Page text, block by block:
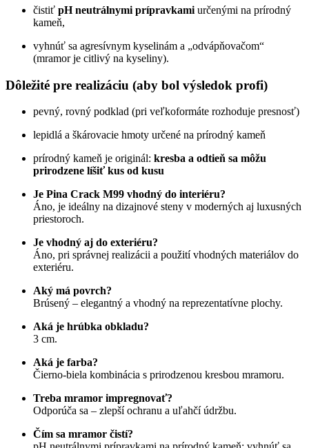
čistiť pH neutrálnymi prípravkami určenými na prírodný
kameň,
vyhnúť sa agresívnym kyselinám a „odvápňovačom“
(mramor je citlivý na kyseliny).
Dôležité pre realizáciu (aby bol výsledok profi)
pevný, rovný podklad (pri veľkoformáte rozhoduje presnosť)
lepidlá a škárovacie hmoty určené na prírodný kameň
prírodný kameň je originál: kresba a odtieň sa môžu
prirodzene líšiť kus od kusu
Je Pina Crack M99 vhodný do interiéru?
Áno, je ideálny na dizajnové steny v moderných aj luxusných
priestoroch.
Je vhodný aj do exteriéru?
Áno, pri správnej realizácii a použití vhodných materiálov do
exteriéru.
Aký má povrch?
Brúsený – elegantný a vhodný na reprezentatívne plochy.
Aká je hrúbka obkladu?
3 cm.
Aká je farba?
Čierno-biela kombinácia s prirodzenou kresbou mramoru.
Treba mramor impregnovať?
Odporúča sa – zlepší ochranu a uľahčí údržbu.
Čím sa mramor čistí?